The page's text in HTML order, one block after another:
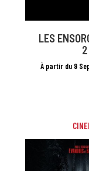
LES
2
À partir du 9